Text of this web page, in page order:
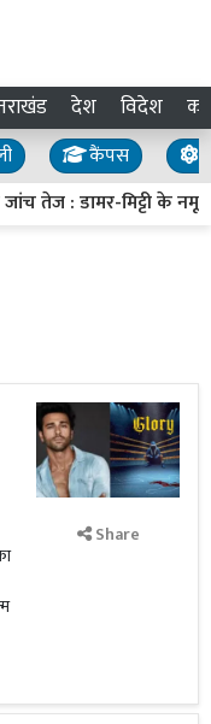
देश विदेश
कैंपस
तेज : डामर-मिट्टी के नमूने
Share